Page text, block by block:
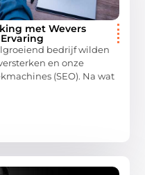
met Wevers
bedrijf wilden
en onze
(SEO). Na wat